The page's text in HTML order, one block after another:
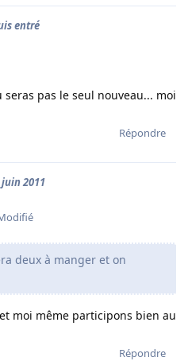
entré
seras pas le seul nouveau... moi
Répondre
juin 2011
deux à manger et on
moi même participons bien au
Répondre